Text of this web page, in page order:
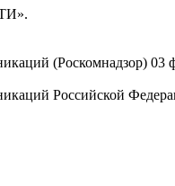
(Роскомнадзор) 03
Российской